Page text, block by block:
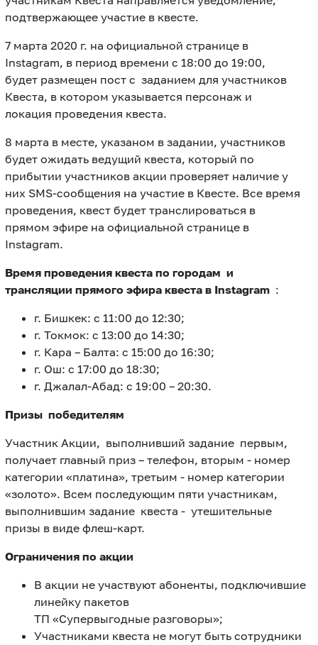
подтвержающее участие в квесте.
7 марта 2020 г. на официальной странице в
Instagram, в период времени с 18:00 до 19:00,
будет размещен пост с заданием для участников
Квеста, в котором указывается персонаж и
локация проведения квеста.
8 марта в месте, указаном в задании, участников
будет ожидать ведущий квеста, который по
прибытии участников акции проверяет наличие у
них SMS-сообщения на участие в Квесте. Все время
проведения, квест будет транслироваться в
прямом эфире на официальной странице в
Instagram.
Время проведения квеста по городам и
трансляции прямого эфира квеста в Instagram:
г. Бишкек: с 11:00 до 12:30;
г. Токмок: с 13:00 до 14:30;
г. Кара – Балта: с 15:00 до 16:30;
г. Ош: с 17:00 до 18:30;
г. Джалал-Абад: с 19:00 – 20:30.
Призы победителям
Участник Акции, выполнивший задание первым,
получает главный приз – телефон, вторым - номер
категории «платина», третьим - номер категории
«золото». Всем последующим пяти участникам,
выполнившим задание квеста - утешительные
призы в виде флеш-карт.
Ограничения по акции
В акции не участвуют абоненты, подключившие
линейку пакетов
ТП «Супервыгодные разговоры»;
Участниками квеста не могут быть сотрудники